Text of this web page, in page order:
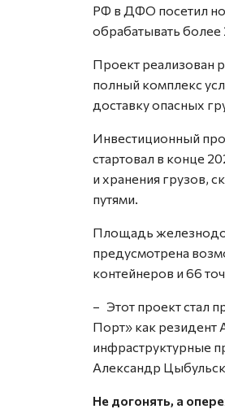
РФ в ДФО посетил
обрабатывать более
Проект реализован
полный комплекс
доставку опасных
Инвестиционный
стартовал в конце
и хранения грузов,
путями.
Площадь
предусмотрена
контейнеров и 66
– Этот проект стал
Порт» как резидент
инфраструктурные
Александр
Не догонять, а